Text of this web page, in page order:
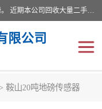
本公司常年出售回收二手地磅，回收出售二手地磅。 近期本公司回收大量二手地磅，型号齐全，宽度从2米到3.5米，长度5米到25米，承重吨位从10到200吨，成色7—9成新。 ? 使用年限6个月至2年，产品来源于个人闲置品，工矿企业停用品，因小换大而来。 精准度和新的一样， 二手地磅是内行人的选择，打个电话就省钱朋友您好等什么
限公司
> 鞍山20吨地磅传感器